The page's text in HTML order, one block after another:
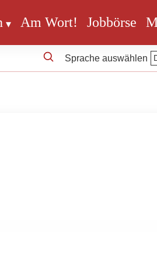
Am Wort! Jobbörse
Sprache auswählen